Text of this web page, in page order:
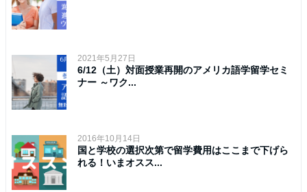
2021年5月27日
6/12（土）対面授業再開のアメリカ語学留学セミ
ナー ～ワク...
2016年10月14日
国と学校の選択次第で留学費用はここまで下げら
れる！いまオスス...